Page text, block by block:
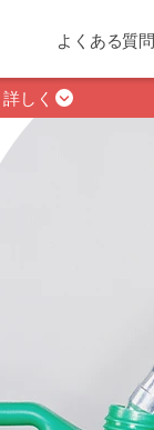
よくある質問
しく